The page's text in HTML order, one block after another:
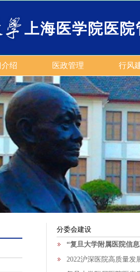
上海医学院医院
绍 医政管理 行风
分委会建设
“复旦大学附属医院信
2022沪深医院高质量发